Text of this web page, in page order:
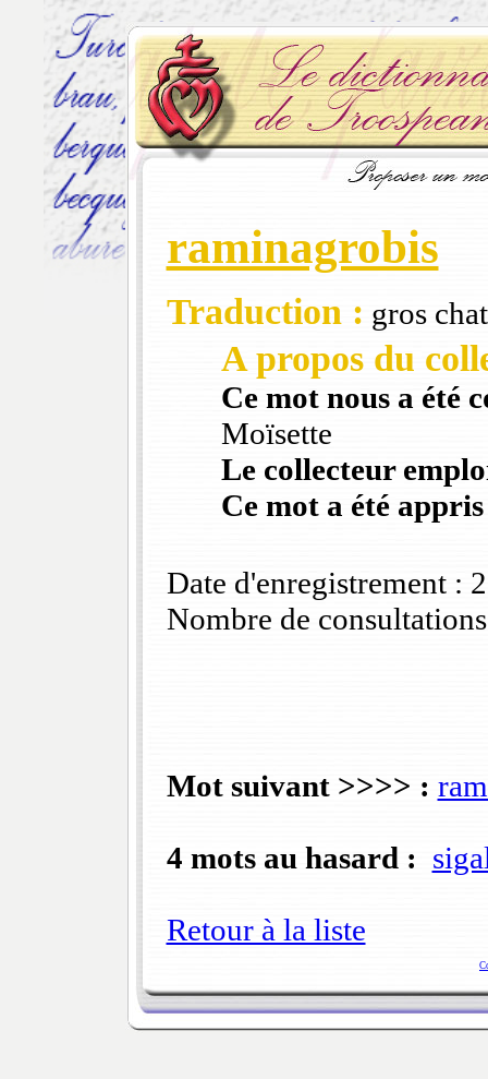
raminagrobis
Traduction : gros
A propos du
Ce mot nous a été
Moïsette
Le collecteur
Ce mot a été
Date d'enregistrement :
Nombre de
Mot suivant >>>> :
4 mots au hasard :
Retour à la liste